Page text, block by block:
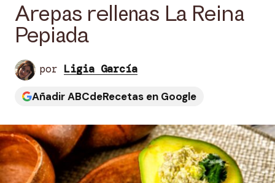
Arepas rellenas La Reina
Pepiada
por Ligia García
Añadir ABCdeRecetas en Google